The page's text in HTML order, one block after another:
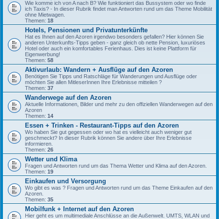
Wie komme ich von A nach B? Wie funktioniert das Bussystem oder wo finde
ich Taxis? - In dieser Rubrik findet man Antworten rund um das Theme Mobilität
ohne Mietwagen.
Themen: 18
Hotels, Pensionen und Privatunterkünfte
Hat es Ihnen auf den Azoren irgendwo besonders gefallen? Hier können Sie
anderen Unterkunfts-Tipps geben - ganz gleich ob nette Pension, luxuriöses
Hotel oder auch ein komfortables Ferienhaus. Dies ist keine Plattform für
Eigenwerbung!
Themen: 58
Aktivurlaub: Wandern + Ausflüge auf den Azoren
Benötigen Sie Tipps und Ratschläge für Wanderungen und Ausflüge oder
möchten Sie allen MitleserInnen Ihre Erlebnisse mitteilen ?
Themen: 37
Wanderwege auf den Azoren
Aktuelle Informationen, Bilder und mehr zu den offiziellen Wanderwegen auf den
Azoren
Themen: 14
Essen + Trinken - Restaurant-Tipps auf den Azoren
Wo haben Sie gut gegessen oder wo hat es vielleicht auch weniger gut
geschmeckt? In dieser Rubrik können Sie andere über Ihre Erlebnisse
informieren.
Themen: 26
Wetter und Klima
Fragen und Antworten rund um das Thema Wetter und Klima auf den Azoren.
Themen: 19
Einkaufen und Versorgung
Wo gibt es was ? Fragen und Antworten rund um das Theme Einkaufen auf den
Azoren.
Themen: 35
Mobilfunk + Internet auf den Azoren
Hier geht es um multimediale Anschlüsse an die Außenwelt. UMTS, WLAN und